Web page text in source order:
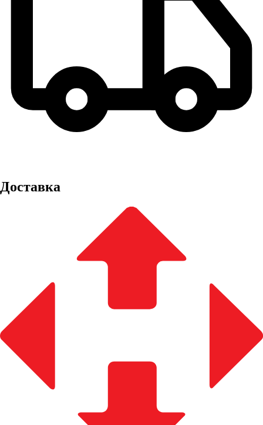
Доставка